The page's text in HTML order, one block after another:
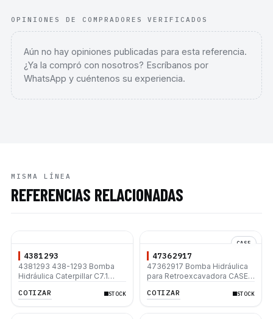
OPINIONES DE COMPRADORES VERIFICADOS
Aún no hay opiniones publicadas para esta referencia.
¿Ya la compró con nosotros? Escríbanos por
WhatsApp y cuéntenos su experiencia.
MISMA LÍNEA
REFERENCIAS RELACIONADAS
4381293
4381293 438-1293 Bomba
Hidráulica Caterpillar C7.1
320D L 330D2 L 330D2
COTIZAR STOCK
CASE
47362917
47362917 Bomba Hidráulica
para Retroexcavadora CASE
52 cc/rev 28.5 gpm 17 Dientes
COTIZAR STOCK